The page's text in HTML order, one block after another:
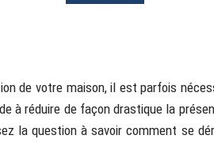
de votre maison, il est parfois
à réduire de façon drastique la
la question à savoir comment se